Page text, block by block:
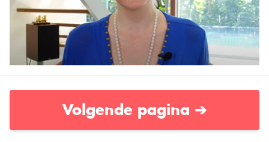
Volgende pagina ➔